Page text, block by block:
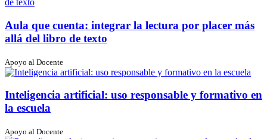
Aula que cuenta: integrar la lectura por placer más
allá del libro de texto
Apoyo al Docente
Inteligencia artificial: uso responsable y formativo en
la escuela
Apoyo al Docente